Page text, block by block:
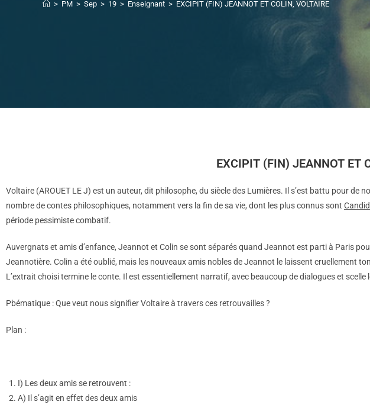
> PM > Sep > 19 > Enseignant > EXCIPIT (FIN) JEANNOT ET COLIN, VOLTAIRE
EXCIPIT (FIN) JEANNOT ET
Voltaire (AROUET LE J) est un auteur, dit philosophe, du siècle des Lumières. Il s’est battu pour de
nombre de contes philosophiques, notamment vers la fin de sa vie, dont les plus connus sont
période pessimiste combatif.
Auvergnats et amis d’enfance, Jeannot et Colin se sont séparés quand Jeannot est parti à Paris
Jeannotière. Colin a été oublié, mais les nouveaux amis nobles de Jeannot le laissent cruellement
L’extrait choisi termine le conte. Il est essentiellement narratif, avec beaucoup de dialogues et
Pbématique : Que veut nous signifier Voltaire à travers ces retrouvailles ?
Plan :
I) Les deux amis se retrouvent :
A) Il s’agit en effet des deux amis